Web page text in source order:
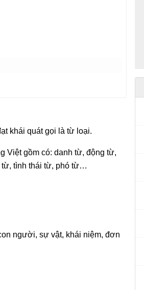
khái quát gọi là từ loại.
Việt gồm có: danh từ, động từ,
tình thái từ, phó từ…
người, sự vật, khái niệm, đơn